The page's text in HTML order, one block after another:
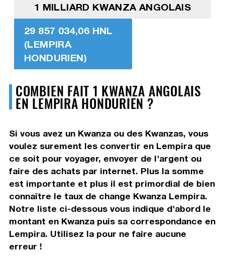
1 MILLIARD KWANZA ANGOLAIS
29 857 034,06 HNL
(LEMPIRA
HONDURIEN)
COMBIEN FAIT 1 KWANZA ANGOLAIS
EN LEMPIRA HONDURIEN ?
Si vous avez un Kwanza ou des Kwanzas, vous
voulez surement les convertir en Lempira que
ce soit pour voyager, envoyer de l'argent ou
faire des achats par internet. Plus la somme
est importante et plus il est primordial de bien
connaître le taux de change Kwanza Lempira.
Notre liste ci-dessous vous indique d'abord le
montant en Kwanza puis sa correspondance en
Lempira. Utilisez la pour ne faire aucune
erreur !